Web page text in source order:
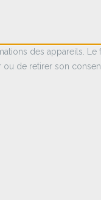
des appareils.
de retirer son